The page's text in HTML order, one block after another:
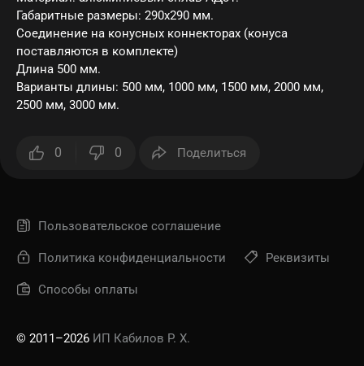
Габаритные размеры: 290х290 мм.
Соединение на конусных коннекторах (конуса
поставляются в комплекте)
Длина 500 мм.
Варианты длины: 500 мм, 1000 мм, 1500 мм, 2000 мм,
2500 мм, 3000 мм.
0 0 Поделиться
Пользовательское соглашение
Политика конфиденциальности Реквизиты
Способы оплаты
© 2011–2026 ИП Кабилов Р. Х.